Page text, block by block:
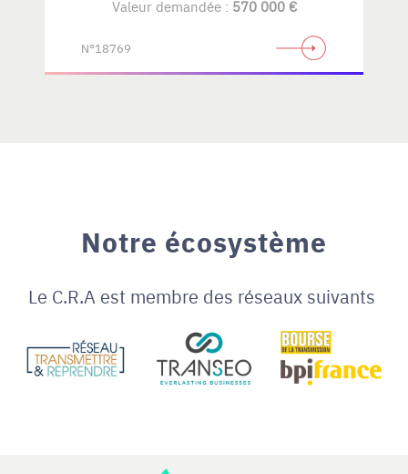
Valeur demandée : 570 000 €
N°18769
Notre écosystème
Le C.R.A est membre des réseaux suivants